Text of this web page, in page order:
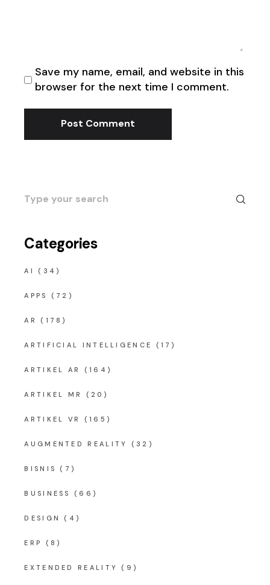
Save my name, email, and website in this
browser for the next time I comment.
Post Comment
Search
for:
Categories
AI (34)
APPS (72)
AR (178)
ARTIFICIAL INTELLIGENCE (17)
ARTIKEL AR (164)
ARTIKEL MR (20)
ARTIKEL VR (165)
AUGMENTED REALITY (32)
BISNIS (7)
BUSINESS (66)
DESIGN (4)
ERP (8)
EXTENDED REALITY (9)